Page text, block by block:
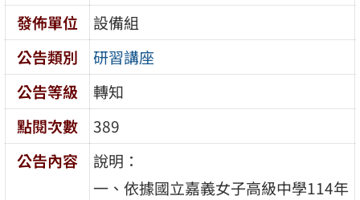
發佈單位
設備組
公告類別
研習講座
公告等級
轉知
點閱次數
389
公告內容
說明：
一、依據國立嘉義女子高級中學114年